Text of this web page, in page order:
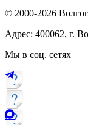
© 2000-2026
Адрес: 400062, г.
Мы в соц. сетях